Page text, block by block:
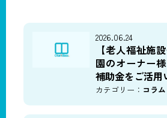
2026.06.24
【老人福祉施
園のオーナー
補助金をご活用
カテゴリー： コラム